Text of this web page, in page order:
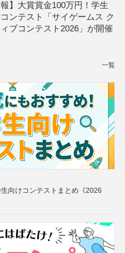
報】大賞賞金100万円！学生
ンテスト「サイゲームス ク
ブコンテスト2026」が開催
一覧
向けコンテストまとめ《2026